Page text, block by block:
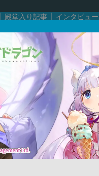
殿堂入り記事 インタビュー